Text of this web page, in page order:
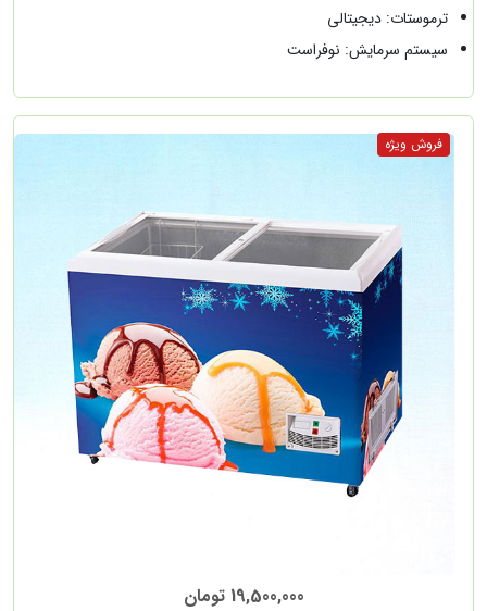
ترموستات: دیجیتالی
سیستم سرمایش: نوفراست
19,500,000 تومان